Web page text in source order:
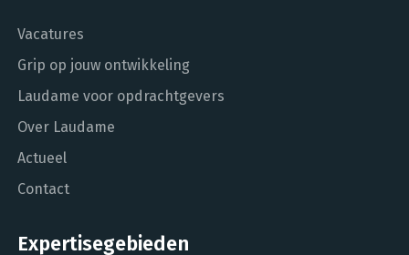
Vacatures
Grip op jouw ontwikkeling
Laudame voor opdrachtgevers
Over Laudame
Actueel
Contact
Expertisegebieden